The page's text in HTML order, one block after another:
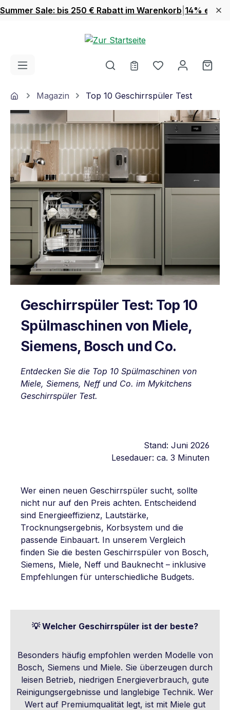
Zum Hauptinhalt springen
Summer Sale: bis 250 € Rabatt im Warenkorb 14% extra
Du hast 0
HomeMagazin Top 10 Geschirrspüler Test
Geschirrspüler Test: Top 10
Spülmaschinen von Miele,
Siemens, Bosch und Co.
Entdecken Sie die Top 10 Spülmaschinen von
Miele, Siemens, Neff und Co. im Mykitchens
Geschirrspüler Test.
Stand: Juni 2026
Lesedauer: ca. 3 Minuten
Wer einen neuen Geschirrspüler sucht, sollte
nicht nur auf den Preis achten. Entscheidend
sind Energieeffizienz, Lautstärke,
Trocknungsergebnis, Korbsystem und die
passende Einbauart. In unserem Vergleich
finden Sie die besten Geschirrspüler von Bosch,
Siemens, Miele, Neff und Bauknecht – inklusive
Empfehlungen für unterschiedliche Budgets.
💡 Welcher Geschirrspüler ist der beste?
Besonders häufig empfohlen werden Modelle von
Bosch, Siemens und Miele. Sie überzeugen durch
leisen Betrieb, niedrigen Energieverbrauch, gute
Reinigungsergebnisse und langlebige Technik. Wer
Wert auf Premiumqualität legt, ist mit Miele gut